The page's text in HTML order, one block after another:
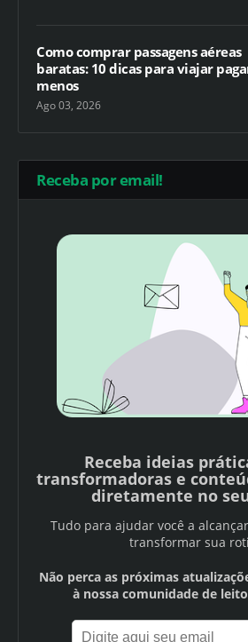
Como comprar passagens aéreas
baratas: 10 dicas para viajar
menos
Ago 03, 2026
Receba por email!
Receba ideias
transformadoras e
diretamente no
Tudo para ajudar você a
transformar sua
Não perca as próximas
à nossa comunidade de